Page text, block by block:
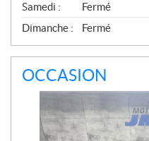
Samedi :
Fermé
Dimanche :
Fermé
OCCASION